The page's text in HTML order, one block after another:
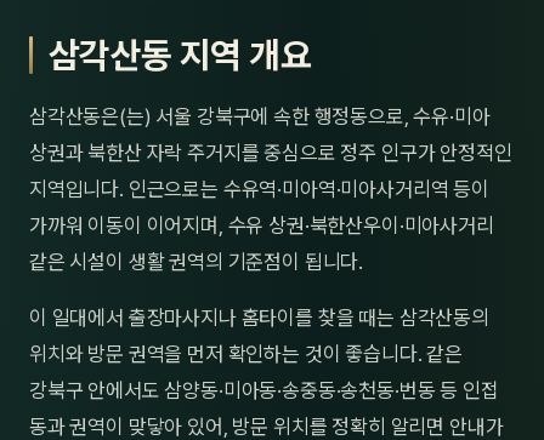
삼각산동 지역 개요
삼각산동은(는) 서울 강북구에 속한 행정동으로, 수유·미아
상권과 북한산 자락 주거지를 중심으로 정주 인구가 안정적인
지역입니다. 인근으로는 수유역·미아역·미아사거리역 등이
가까워 이동이 이어지며, 수유 상권·북한산우이·미아사거리
같은 시설이 생활 권역의 기준점이 됩니다.
이 일대에서 출장마사지나 홈타이를 찾을 때는 삼각산동의
위치와 방문 권역을 먼저 확인하는 것이 좋습니다. 같은
강북구 안에서도 삼양동·미아동·송중동·송천동·번동 등 인접
동과 권역이 맞닿아 있어, 방문 위치를 정확히 알리면 안내가